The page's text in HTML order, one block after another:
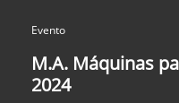
Evento
M.A. Máquinas
2024